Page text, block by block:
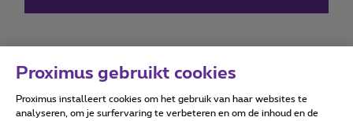
Forumvoorwaarden Accessibility statement
Proximus gebruikt cookies
Proximus installeert cookies om het gebruik van haar websites te
analyseren, om je surfervaring te verbeteren en om de inhoud en de